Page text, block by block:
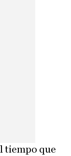
tiempo que